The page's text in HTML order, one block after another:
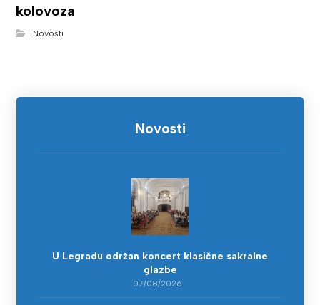
kolovoza
Novosti
Novosti
U Legradu održan koncert klasične sakralne
glazbe
07/08/2026